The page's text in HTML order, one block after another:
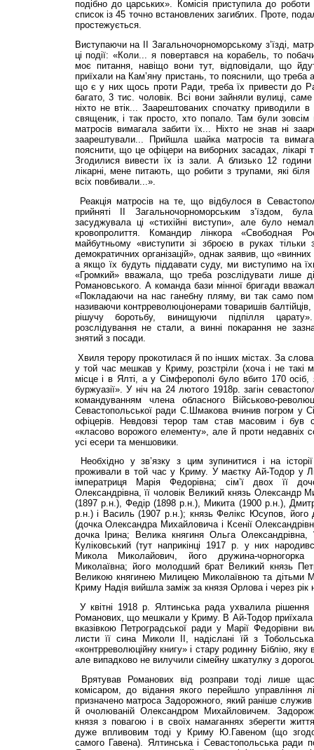
подібно до царських». Комісія приступила до
список із 45 точно встановлених загиблих. Проте,
простежується.
Виступаючи на II Загальночорноморському з’їзді,
ці події: «Ко­ли... я повертався на корабель, то
моє питання, навіщо вони тут, відповідали, що
приїхали на Кам’яну пристань, то пояснили, що треба
що є у них щось проти Ради, треба їх привести до
багато, 3 тис. чоловік. Всі вони зайняли вулиці,
ніхто не втік... Заарештованих спочатку приводили
священик, і так просто, хто попало. Там були зовсім
матросів вимагала забити їх... Ніхто не знав ні
заарештували... Прийшла шайка матросів та
пояснити, що це офіцери на виборних засадах, лікарі
Згодилися вивести їх із зали. А близько 12
лікарні, мене питають, що робити з трупами, які біля
всіх повбивали...».
Реакція матросів на те, що відбулося в
прийняті II Загальночорноморським з’їздом,
засуджувала ці «стихійні виступи», але було
кровопролиття. Командир лінкора «Сво­бодная
майбутньому «виступити зі зброєю в руках
демократичних організацій», однак заявив, що
а якщо їх будуть піддавати суду, ми виступимо на
«Громкий» вважала, що треба розслідувати лише
Романовського. А команда бази мінної бригади
«Покладаючи на нас ганебну пляму, ви так само
називаючи контрреволюціонерами товаришів балтійців,
рішучу боротьбу, винищуючи підпілля
розслідування не стали, а винні покарання не
знятий з посади.
Хвиля терору прокотилася й по інших містах. За
у той час мешкав у Криму, розстріли (хоча і не такі
місце і в Ялті, а у Сімферополі було вбито 170 осіб,
буржуазії». У ніч на 24 лютого 1918р. загін
командуванням члена обласного Військово-
Севастопольської ради С.Шмакова вчинив погром у
офіцерів. Невдовзі терор там став масовим і був
«класово ворожого елементу», але й проти недавніх
усі есери та меншовики.
Необхідно у зв’язку з цим зупинитися і на
проживали в той час у Криму. У маєтку Ай-Тодор у
імператриця Марія Федорівна; сім’ї двох її
Олександрівна, її чоловік Великий князь Олександр
(1897 р.н.), Федір (1898 р.н.), Микита (1900 р.н.),
р.н.) і Василь (1907 р.н.); князь Фелікс Юсупов, його
(дочка Олександра Михайловича і Ксенії
дочка Ірина; Велика княгиня Ольга Олександрівна,
Куліковський (тут наприкінці 1917 р. у них
Микола Миколайович, його дружина-чорногорка
Миколаївна; його молодший брат Великий князь
Великою княгинею Милицею Миколаївною та дітьми
Криму Надія вийшла заміж за князя Орлова і через рік
У квітні 1918 р. Ялтинська рада ухвалила рішення
Романових, що мешкали у Криму. В Ай-Тодор приїхала
вказівкою Петроградської ради у Марії Федорівни
листи її сина Миколи II, надіслані їй з
«контрреволюційну книгу» і стару родинну Біблію,
але випадково не вилучили сімейну шкатулку з
Врятував Романових від розправи тоді лише
комісаром, до відання якого перейшло управління
призначено матроса Задорожного, який раніше служив
й очолюваній Олександром Михайловичем.
князя з повагою і в своїх намаганнях зберегти
дуже впливовим тоді у Криму Ю.Гавеном (що
самого Гавена). Ялтинська і Севастопольська ради